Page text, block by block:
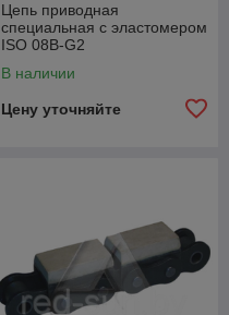
Цепь приводная
специальная с эластомером
ISO 08B-G2
В наличии
Цену уточняйте